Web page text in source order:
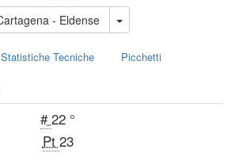
Cartagena - Eldense
Statistiche Tecniche Picchetti
#22 °
Pt 23